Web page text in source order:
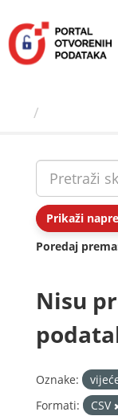
sadržaj
Prikaži
Poredaj prema
Nisu
Oznake:
Formati:
CSV